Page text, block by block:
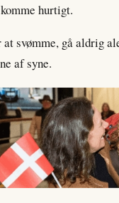
hurtigt.
svømme, gå aldrig
af syne.